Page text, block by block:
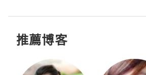
推薦博客